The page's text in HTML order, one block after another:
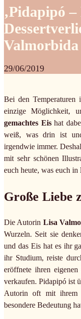
‚Pidapipó
Valmorbida
29/06/2019
Bei den
einzige Möglichkeit,
gemachtes Eishat
weiß, was drin ist
irgendwie immer.
mit sehr schönen
euch heute, was euch in
Große Liebe
Die Autorin Lisa
Wurzeln. Seit sie
und das Eis hat es ihr
ihr Studium, reiste
eröffnete ihren
verkaufen. Pidapipó ist
Autorin oft mit ihrem
besondere Bedeutung